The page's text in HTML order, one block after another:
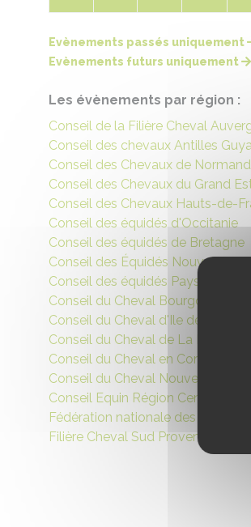
Evènements passés uniquement
Evènements futurs uniquement
Les évènements par région :
Conseil de la Filière Cheval
Conseil des chevaux Antilles
Conseil des Chevaux de
Conseil des Chevaux du Grand
Conseil des Chevaux Hauts-de-
Conseil des équidés d'Occitanie
Conseil des équidés de Bretagne
Conseil des Équidés Nouvelle
Conseil des équidés Pays de Loire
Conseil du Cheval Bourgogne
Conseil du Cheval d'Ile de France
Conseil du Cheval de La Réunion
Conseil du Cheval en Corse
Conseil du Cheval Nouvelle-
Conseil Equin Région Centre Val
Fédération nationale des Conseils
Filière Cheval Sud Provence-Alpes